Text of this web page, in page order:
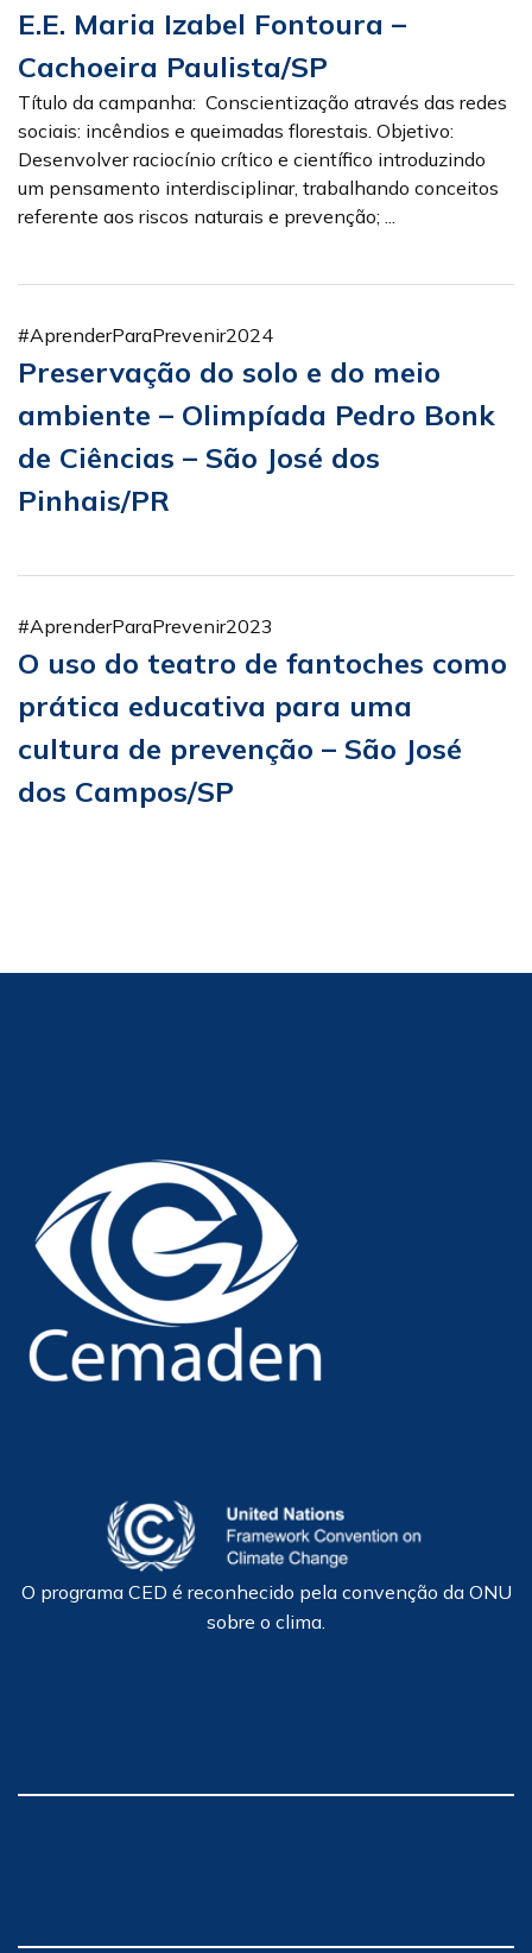
E.E. Maria Izabel Fontoura –
Cachoeira Paulista/SP
Título da campanha: Conscientização através das redes
sociais: incêndios e queimadas florestais. Objetivo:
Desenvolver raciocínio crítico e científico introduzindo
um pensamento interdisciplinar, trabalhando conceitos
referente aos riscos naturais e prevenção; ...
#AprenderParaPrevenir2024
Preservação do solo e do meio
ambiente – Olimpíada Pedro Bonk
de Ciências – São José dos
Pinhais/PR
#AprenderParaPrevenir2023
O uso do teatro de fantoches como
prática educativa para uma
cultura de prevenção – São José
dos Campos/SP
O programa CED é reconhecido pela convenção da ONU
sobre o clima.